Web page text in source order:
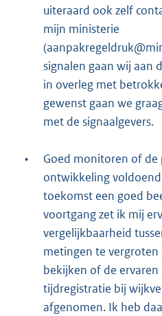
uiteraard ook zelf
mijn ministerie
signalen gaan wij aan
in overleg met
gewenst gaan we
met de signaalgevers.
•
Goed monitoren of de
ontwikkeling
toekomst een goed
voortgang zet ik mij
vergelijkbaarheid
metingen te
bekijken of de
tijdregistratie bij
afgenomen. Ik heb